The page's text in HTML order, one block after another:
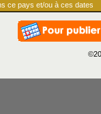
ce pays et/ou à ces dates